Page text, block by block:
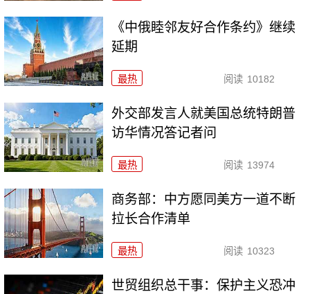
《中俄睦邻友好合作条约》继续
延期
最热 阅读 10182
外交部发言人就美国总统特朗普
访华情况答记者问
最热 阅读 13974
商务部：中方愿同美方一道不断
拉长合作清单
最热 阅读 10323
世贸组织总干事：保护主义恐冲